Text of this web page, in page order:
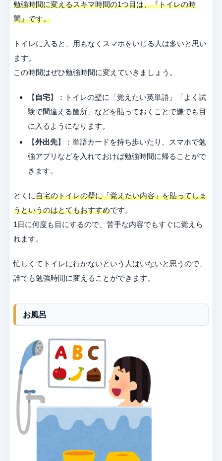
勉強時間に変えるスキマ時間の1つ目は、『トイレの時
間』です。
トイレに入ると、用もなくスマホをいじる人は多いと思い
ます。
この時間はぜひ勉強時間に変えていきましょう。
【 自宅】：トイレの壁に「覚えたい英単語」「よく試
験で間違える箇所」などを貼っておくことで嫌でも目
に入るようになります。
【外出先】：単語カードを持ち歩いたり、スマホで勉
強アプリなどを入れておけば勉強時間に帰ることがで
きます。
とくに自宅のトイレの壁に「覚えたい内容」を貼ってしま
うというのはとてもおすすめです。
1日に何度も目にするので、苦手な内容でもすぐに覚えら
れます。
忙しくてトイレに行かないという人はいないと思うので、
誰でも勉強時間に変えることができます。
お風呂